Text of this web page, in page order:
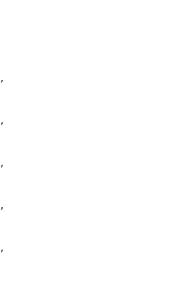
,
,
,
,
,